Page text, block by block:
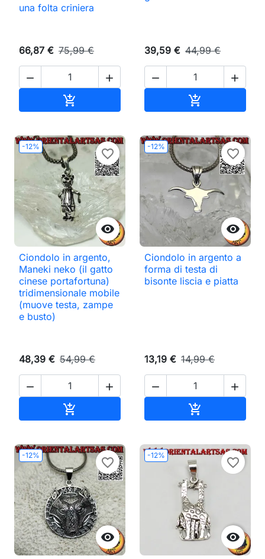
una folta criniera
66,87 € 75,99 €
 

39,59 € 44,99 €
 

-12%

favorite_border
Ciondolo in argento,
Maneki neko (il gatto
cinese portafortuna)
tridimensionale mobile
(muove testa, zampe
e busto)
48,39 € 54,99 €
 

-12%

favorite_border
Ciondolo in argento a
forma di testa di
bisonte liscia e piatta
13,19 € 14,99 €
 

-12%

favorite_border
-12%

favorite_border